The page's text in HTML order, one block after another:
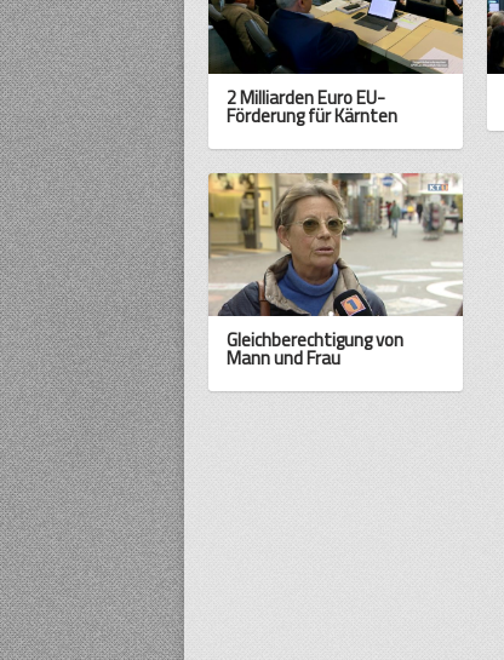
2 Milliarden Euro EU-
Förderung für Kärnten
Gleichberechtigung von
Mann und Frau